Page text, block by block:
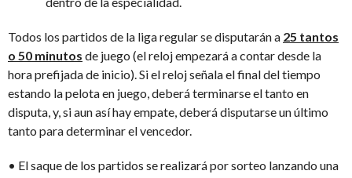
Todos los partidos de la liga regular se disputarán a 25 tantos
o 50 minutos de juego (el reloj empezará a contar desde la
hora prefijada de inicio). Si el reloj señala el final del tiempo
estando la pelota en juego, deberá terminarse el tanto en
disputa, y, si aun así hay empate, deberá disputarse un último
tanto para determinar el vencedor.
• El saque de los partidos se realizará por sorteo lanzando una